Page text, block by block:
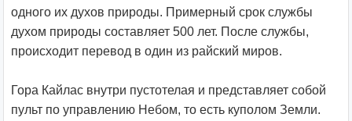
одного их духов природы. Примерный срок службы
духом природы составляет 500 лет. После службы,
происходит перевод в один из райский миров.
Гора Кайлас внутри пустотелая и представляет собой
пульт по управлению Небом, то есть куполом Земли.